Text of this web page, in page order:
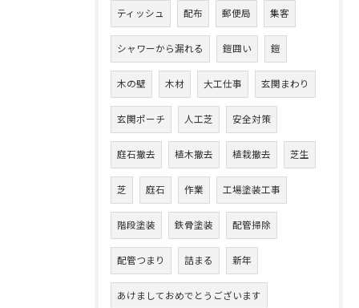
ティッシュ 配布 郵便局 集客
シャワーから漏れる 鎧囲い 鎧
木の壁 木材 大工仕事 玄関まわり
玄関ポーチ 人工芝 安全対策
庭石撤去 植木撤去 植栽撤去 芝生
芝 庭石 作業 工場塗装工事
階段塗装 鉄骨塗装 配管掃除
配管つまり 詰まる 新年
あけましておめでとうございます